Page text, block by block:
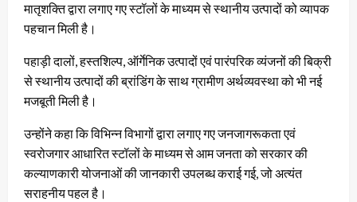
मातृशक्ति द्वारा लगाए गए स्टॉलों के माध्यम से स्थानीय उत्पादों को व्यापक
पहचान मिली है।
पहाड़ी दालों, हस्तशिल्प, ऑर्गेनिक उत्पादों एवं पारंपरिक व्यंजनों की बिक्री
से स्थानीय उत्पादों की ब्रांडिंग के साथ ग्रामीण अर्थव्यवस्था को भी नई
मजबूती मिली है।
उन्होंने कहा कि विभिन्न विभागों द्वारा लगाए गए जनजागरूकता एवं
स्वरोजगार आधारित स्टॉलों के माध्यम से आम जनता को सरकार की
कल्याणकारी योजनाओं की जानकारी उपलब्ध कराई गई, जो अत्यंत
सराहनीय पहल है।